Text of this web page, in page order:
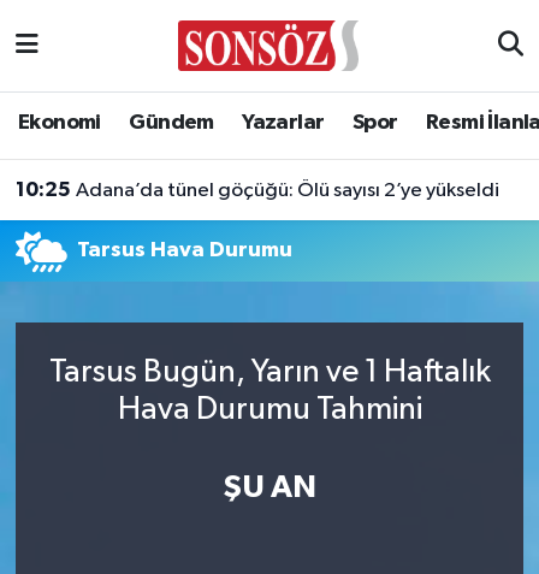
Ekonomi Gündem Yazarlar Spor Resmi
10:25 Adana’da tünel göçüğü: Ölü sayısı 2’ye yükseldi
Tarsus Hava Durumu
Tarsus Bugün, Yarın ve 1 Haftalık
Hava Durumu Tahmini
ŞU AN
Asayiş
Diğer
Ankara Nöbetçi Eczaneler
Tüm Manşetler